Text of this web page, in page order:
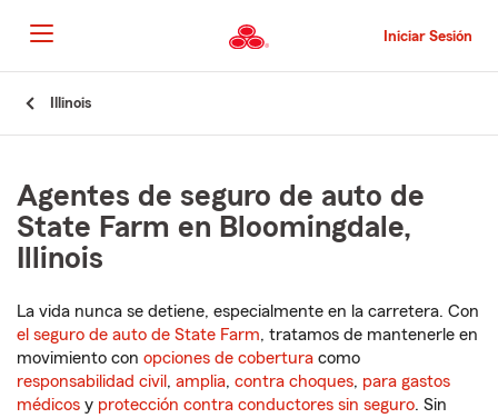
al
contenido
principal
Iniciar Sesión
Illinois
Agentes de seguro de auto de
State Farm en Bloomingdale,
Illinois
La vida nunca se detiene, especialmente en la carretera. Con
el seguro de auto de State Farm, tratamos de mantenerle en
movimiento con opciones de cobertura como
responsabilidad civil , amplia, contra choques, para gastos
médicos y protección contra conductores sin seguro. Sin